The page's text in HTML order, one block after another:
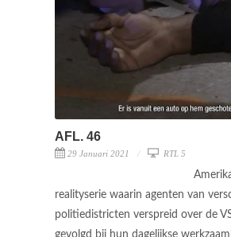
AFL. 46
29 Januari 2021 RTL 5
realityserie waarin agenten van
politiedistricten verspreid over de
gevolgd bij hun dagelijkse